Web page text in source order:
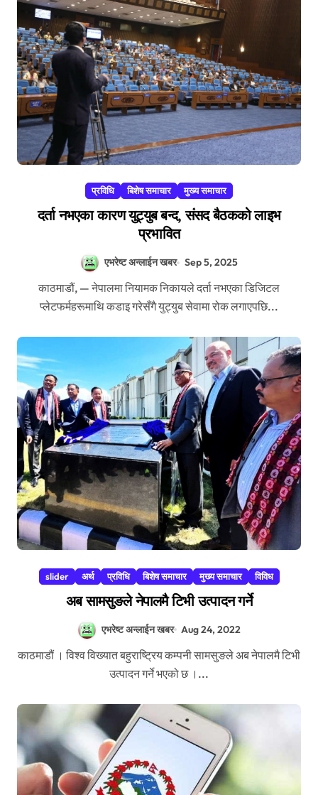
प्रविधि बिशेष समाचार मुख्य समाचार
दर्ता नभएका कारण युट्युब बन्द, संसद बैठकको लाइभ
प्रभावित
एभरेष्ट अन्लाईन खबर Sep 5, 2025
काठमाडौं, — नेपालमा नियामक निकायले दर्ता नभएका डिजिटल
प्लेटफर्महरूमाथि कडाइ गरेसँगै युट्युब सेवामा रोक लगाएपछि...
slider अर्थ प्रविधि बिशेष समाचार मुख्य समाचार विविध
अब सामसुङले नेपालमै टिभी उत्पादन गर्ने
एभरेष्ट अन्लाईन खबर Aug 24, 2022
काठमाडौं । विश्व विख्यात बहुराष्ट्रिय कम्पनी सामसुङले अब नेपालमै टिभी
उत्पादन गर्ने भएको छ ।...